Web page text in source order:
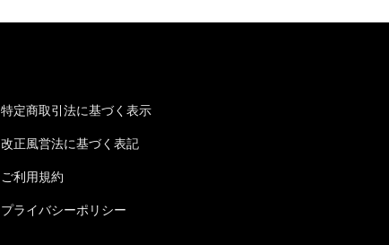
特定商取引法に基づく表示
改正風営法に基づく表記
ご利用規約
プライバシーポリシー